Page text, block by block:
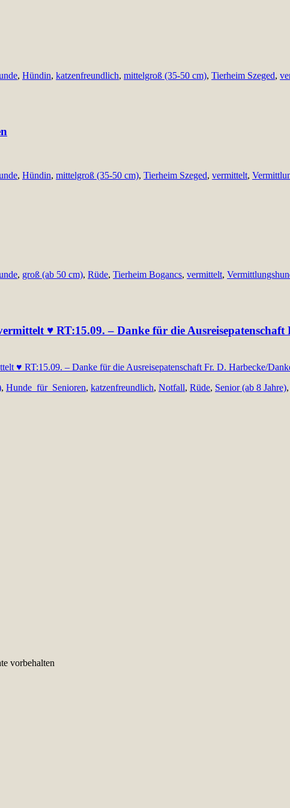
, Hündin, katzenfreundlich, mittelgroß (35-50 cm), Tierheim Szeged,
, Hündin, mittelgroß (35-50 cm), Tierheim Szeged, vermittelt,
, groß (ab 50 cm), Rüde, Tierheim Bogancs, vermittelt,
♥ RT:15.09. – Danke für die
, Hunde_für_Senioren, katzenfreundlich, Notfall, Rüde, Senior (ab 8 Jahre),
vorbehalten